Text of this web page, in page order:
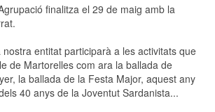
finalitza el 29 de maig amb la
entitat participarà a les activitats que
de Martorelles com ara la ballada de
la ballada de la Festa Major, aquest any
40 anys de la Joventut Sardanista...